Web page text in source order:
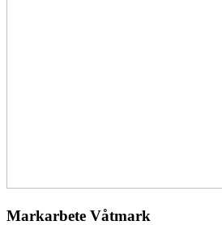
Markarbete Våtmark